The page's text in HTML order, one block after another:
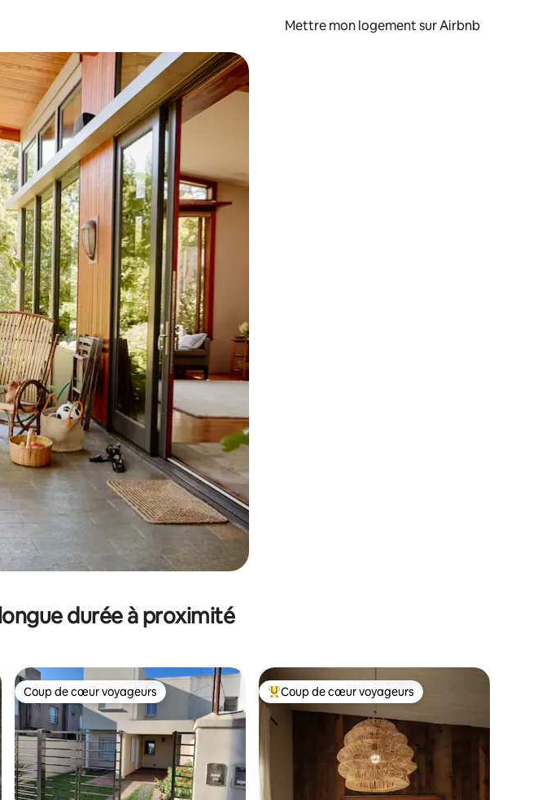
Mettre mon logement sur Airbnb
parcourir ou en appuyant et en faisant glisser.
durée à proximité
Coup de cœur voyageurs
Coup de cœur voyageurs Coups de cœur voyageurs les plus appréciés
Coup de cœur voyageurs